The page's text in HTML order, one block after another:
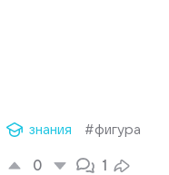
знания #фигура
0 1